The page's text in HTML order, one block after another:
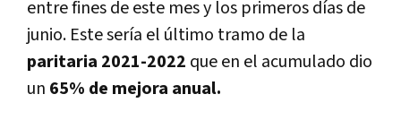
entre fines de este mes y los primeros días de
junio. Este sería el último tramo de la
paritaria 2021-2022 que en el acumulado dio
un 65% de mejora anual.